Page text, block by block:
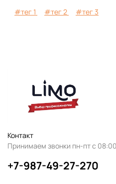
#тег 1 #тег 2 #тег 3
Контакт
Принимаем звонки пн-пт с
+7-987-49-27-270